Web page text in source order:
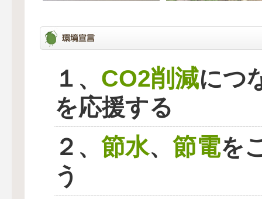
１、 CO2削減につ
を応援する
２、 節水、 節電を
う